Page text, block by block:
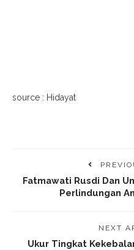
source : Hidayat
Fatmawati Rusdi Dan
Perlindungan
NEXT
Ukur Tingkat